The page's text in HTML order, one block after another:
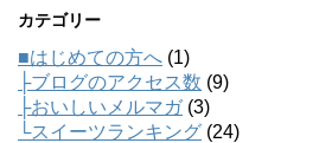
カテゴリー
■はじめての方へ (1)
├ブログのアクセス数 (9)
├おいしいメルマガ(3)
└スイーツランキング (24)